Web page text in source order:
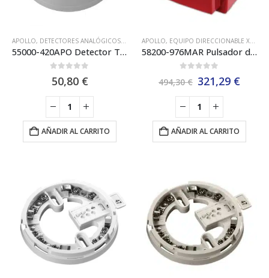
APOLLO, DETECTORES ANALÓGICOS EQUIPO DIRECCIONABLE XP95 APOLLO ,
55000-420APO Detector Térmico (Calor) 55ºc Apollo XP95
50,80 €
AÑADIR AL CARRITO
APOLLO, EQUIPO DIRECCIONABLE XP95 APOLLO
58200-976MAR Pulsador de Alarma Analógico Marino XP95 Apollo – Exterior
494,30€ El
precio
original
era:
494,30 €.
321,29 €El
AÑADIR AL CARRITO